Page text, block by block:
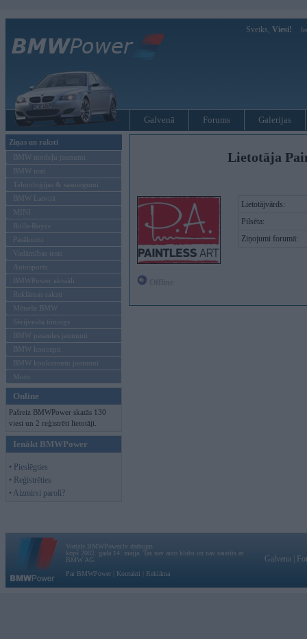
Sveiks, Viesi!
Galvenā Forums Galerijas
Ziņas un raksti
BMW modeļu jaunumi
BMW testi
Tehnoloģijas & sasniegumi
BMW Latvijā
MINI
Rolls-Royce
Pasākumi
Vadāmības tests
Autosports
BMWPower aktuāli
Reklāmas raksti
Mēneša BMW
Sērijveida tūnings
BMW pasaules jaunumi
BMW koncepti
BMW konkurentu jaunumi
Moto
Online
Pašreiz BMWPower skatās 130
viesi un 2 reģistrēti lietotāji.
Ienākt BMWPower
• Pieslēgties
• Reģistrēties
• Aizmirsi paroli?
Lietotāja
Lietotājvārds:
Pilsēta:
Ziņojumi forumā:
Vortāls BMWPower.lv darbojas
kopš 2002. gada 14. maija. Tas nav auto klubs un nav saistīts ar
BMW AG.
Par BMWPower
Kontakti Reklāma
Galvena